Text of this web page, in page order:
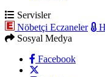
Servisler
Nöbetçi Eczaneler
Sosyal Medya
Facebook